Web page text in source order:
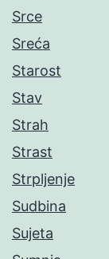
Srce
Sreća
Starost
Stav
Strah
Strast
Strpljenje
Sudbina
Sujeta